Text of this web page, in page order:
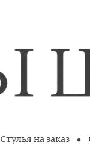
Стулья на заказ